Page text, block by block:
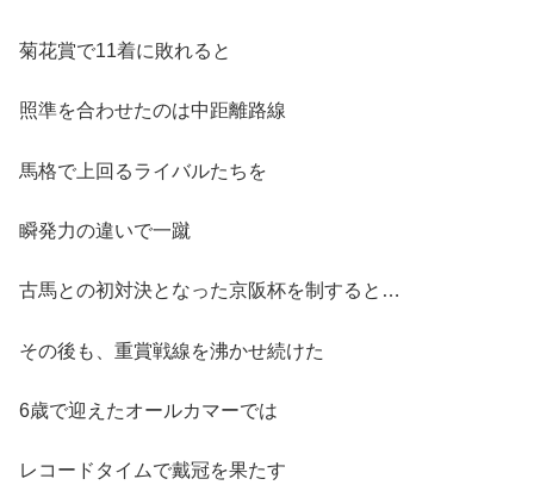
菊花賞で11着に敗れると
照準を合わせたのは中距離路線
馬格で上回るライバルたちを
瞬発力の違いで一蹴
古馬との初対決となった京阪杯を制すると…
その後も、重賞戦線を沸かせ続けた
6歳で迎えたオールカマーでは
レコードタイムで戴冠を果たす